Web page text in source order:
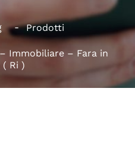
Prodotti
Immobiliare – Fara in
( Ri )